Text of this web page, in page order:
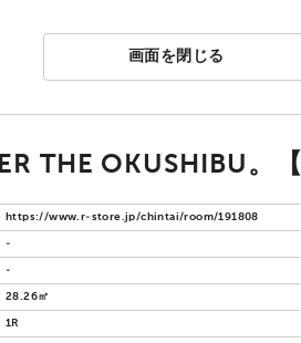
画面を閉じる
THE OKUSHIBU。
https://www.r-store.jp/chintai/room/191808
-
-
28.26㎡
1R